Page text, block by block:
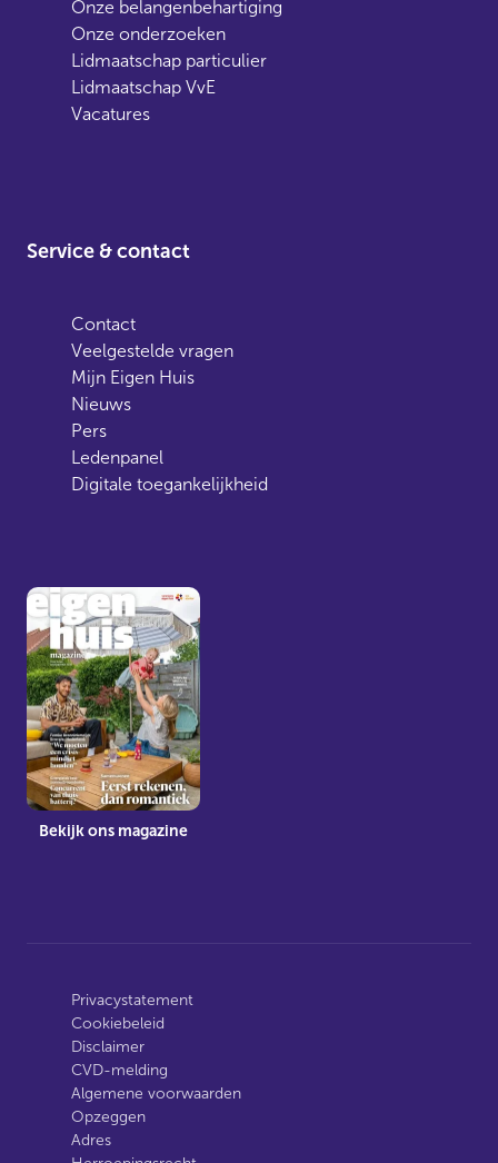
Onze belangenbehartiging
Onze onderzoeken
Lidmaatschap particulier
Lidmaatschap VvE
Vacatures
Service & contact
Contact
Veelgestelde vragen
Mijn Eigen Huis
Nieuws
Pers
Ledenpanel
Digitale toegankelijkheid
Bekijk ons magazine
Privacystatement
Cookiebeleid
Disclaimer
CVD-melding
Algemene voorwaarden
Opzeggen
Adres